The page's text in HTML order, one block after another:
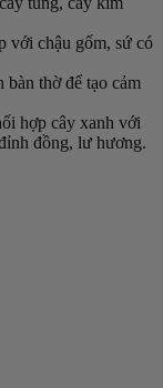
với chậu gốm, sứ có
thờ để tạo cảm
hợp cây xanh với
đồng, lư hương.